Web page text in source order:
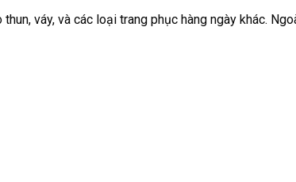
váy, và các loại trang phục hàng ngày khác.